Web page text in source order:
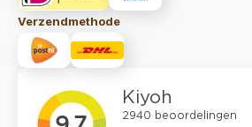
Verzendmethode